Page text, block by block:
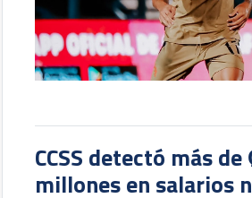
CCSS detectó más
millones en salarios